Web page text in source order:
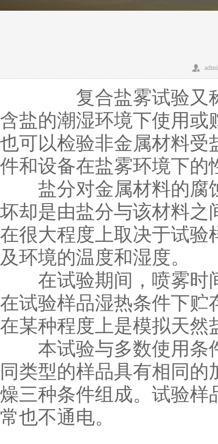
复合盐雾试验又称交
含盐的潮湿环境下使用或
也可以检验非金属材料受
件和设备在盐雾环境下的
盐分对金属材料的腐
坏却是由盐分与该材料之
在很大程度上取决于试验
及环境的温度和湿度。
在试验期间，喷雾时
在试验样品湿热条件下贮
在某种程度上是模拟天然
本试验与多数使用条
同类型的样品具有相同
燥三种条件组成。试验样
常也不通电。